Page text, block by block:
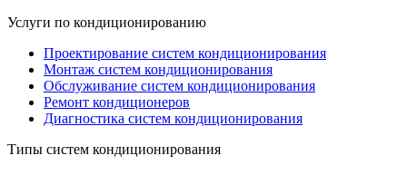
Услуги по кондиционированию
Проектирование систем кондиционирования
Монтаж систем кондиционирования
Обслуживание систем кондиционирования
Ремонт кондиционеров
Диагностика систем кондиционирования
Типы систем кондиционирования